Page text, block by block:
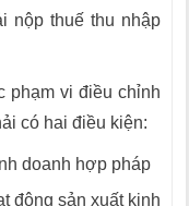
nộp thuế thu nhập
phạm vi điều chỉnh
có hai điều kiện:
doanh hợp pháp
động sản xuất kinh